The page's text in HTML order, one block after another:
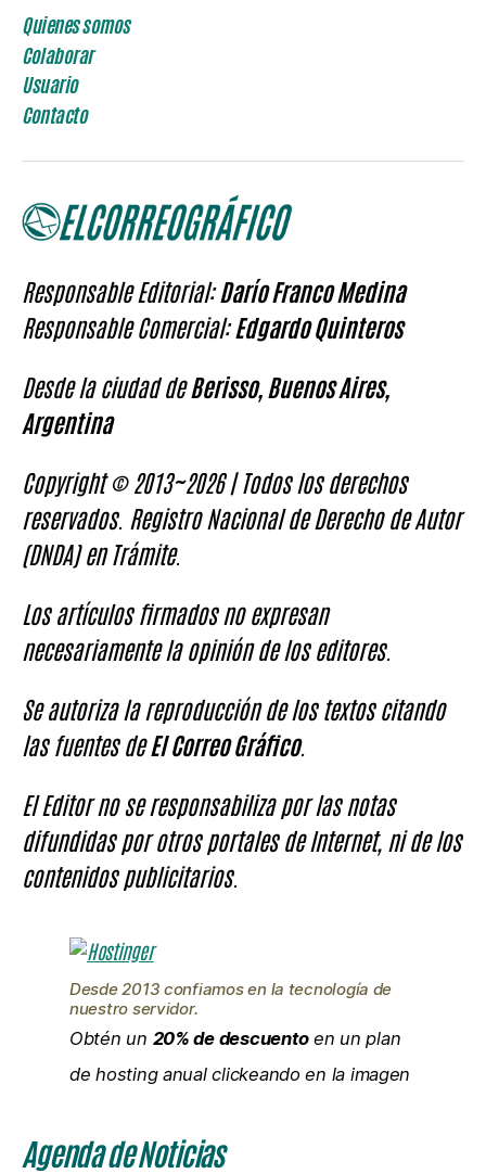
Quienes somos
Colaborar
Usuario
Contacto
Responsable Editorial:Darío Franco Medina
Responsable Comercial:Edgardo Quinteros
Desde la ciudad deBerisso, Buenos Aires,
Argentina
Copyright © 2013~2026 | Todos los derechos
reservados. Registro Nacional de Derecho de Autor
(DNDA) en Trámite.
Los artículos firmados no expresan
necesariamente la opinión de los editores.
Se autoriza la reproducción de los textos citando
las fuentes deEl Correo Gráfico.
El Editor no se responsabiliza por las notas
difundidas por otros portales de Internet, ni de los
contenidos publicitarios.
Desde 2013 confiamos en la tecnología de
nuestro servidor.
Obtén un 20% de descuentoen un plan
de hosting anual clickeando en la imagen
Agenda de Noticias